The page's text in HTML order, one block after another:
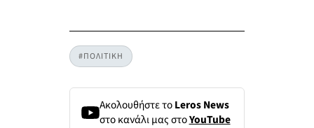
#ΠΟΛΙΤΙΚΗ
Ακολουθήστε τοLeros News
στο κανάλι μας στοYouTube